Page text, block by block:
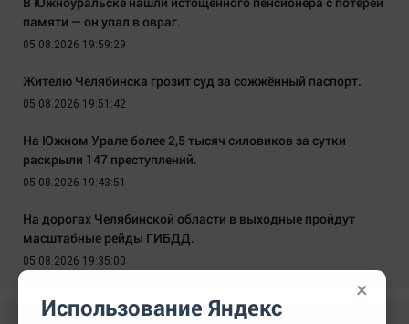
памяти — он упал в овраг.
05.08.2026 19:59:29
Жителю Челябинска грозит суд за сожжённый паспорт.
05.08.2026 19:51:42
На Южном Урале более 2,5 тысяч силовиков за сутки
раскрыли 147 преступлений.
05.08.2026 19:43:51
На дорогах Челябинской области в выходные пройдут
масштабные рейды ГИБДД.
05.08.2026 19:35:00
×
Использование Яндекс